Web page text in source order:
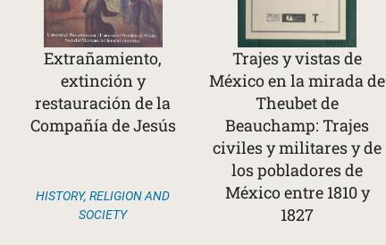
Extrañamiento,
extinción y
restauración de la
Compañía de Jesús
HISTORY,RELIGION AND
SOCIETY
Trajes y vistas de
México en la mirada de
Theubet de
Beauchamp: Trajes
civiles y militares y de
los pobladores de
México entre 1810 y
1827